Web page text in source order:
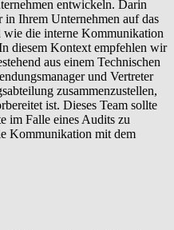
entwickeln. Darin
in Ihrem Unternehmen auf das
die interne Kommunikation
diesem Kontext empfehlen wir
aus einem Technischen
und Vertreter
zusammenzustellen,
ist. Dieses Team sollte
im Falle eines Audits zu
Kommunikation mit dem